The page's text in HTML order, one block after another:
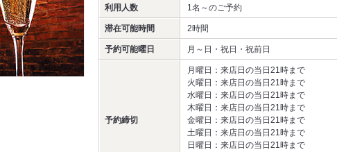
利用人数 1名～のご予約
滞在可能時間 2時間
予約可能曜日 月～日・祝日・祝前日
予約締切
月曜日：来店日の当日21時まで
火曜日：来店日の当日21時まで
水曜日：来店日の当日21時まで
木曜日：来店日の当日21時まで
金曜日：来店日の当日21時まで
土曜日：来店日の当日21時まで
日曜日：来店日の当日21時まで